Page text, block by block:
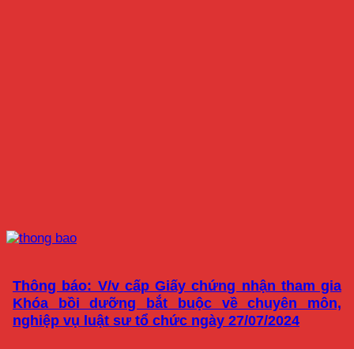
Thông báo: V/v cấp Giấy chứng nhận tham gia
Khóa bồi dưỡng bắt buộc về chuyên môn,
nghiệp vụ luật sư tổ chức ngày 27/07/2024